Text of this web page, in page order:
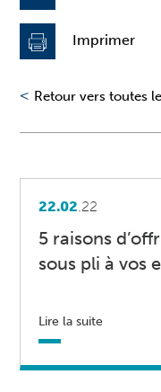
Imprimer
< Retour vers toutes
22.02 .22
5 raisons
sous pli à vos
Lire la suite